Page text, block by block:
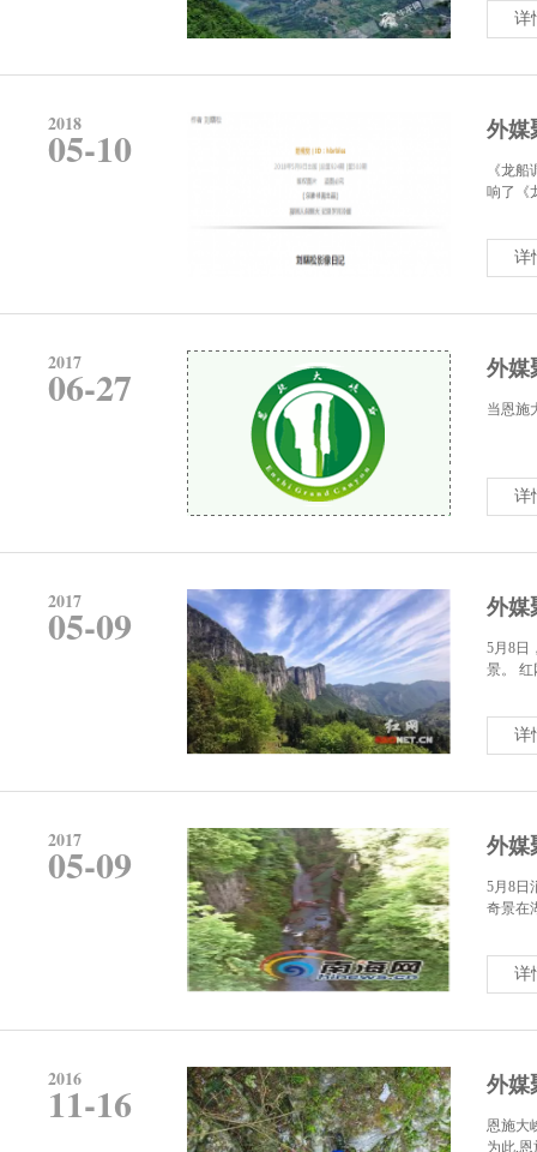
详
2018
05-10 外媒
《龙
响了《
详
2017
06-27 外媒
当恩施
详
2017
05-09 外媒
5月8日
景。 红
详
2017
05-09 外媒
5月8日
奇景在
详
2016
11-16 外媒
恩施大
为此,